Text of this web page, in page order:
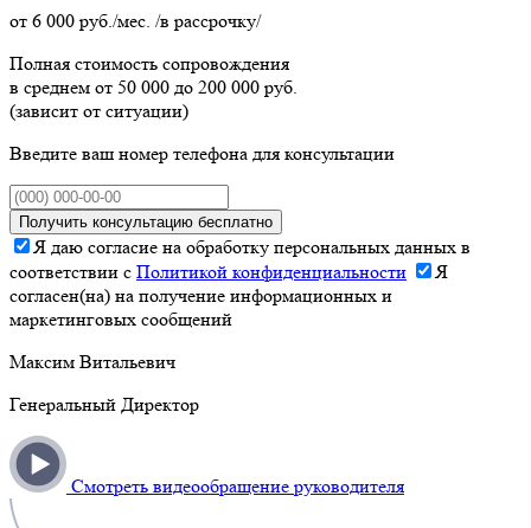
от 6 000 руб./мес. /в рассрочку/
Полная стоимость сопровождения
в среднем от 50 000 до 200 000 руб.
(зависит от ситуации)
Введите ваш номер телефона для консультации
Получить консультацию бесплатно
Я даю согласие на обработку персональных данных в
соответствии с Политикой конфиденциальности
Я
согласен(на) на получение информационных и
маркетинговых сообщений
Максим Витальевич
Генеральный Директор
Смотреть видеообращение руководителя